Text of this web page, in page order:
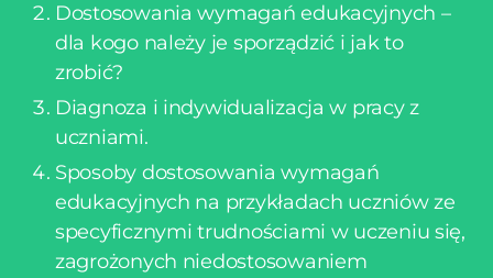
Dostosowania wymagań edukacyjnych –
dla kogo należy je sporządzić i jak to
zrobić?
Diagnoza i indywidualizacja w pracy z
uczniami.
Sposoby dostosowania wymagań
edukacyjnych na przykładach uczniów ze
specyficznymi trudnościami w uczeniu się,
zagrożonych niedostosowaniem